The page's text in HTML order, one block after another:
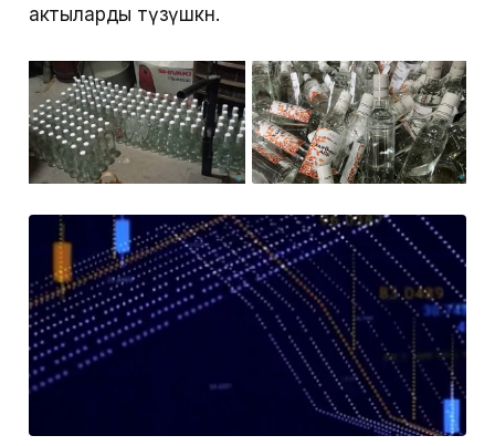
актыларды түзүшкөн.